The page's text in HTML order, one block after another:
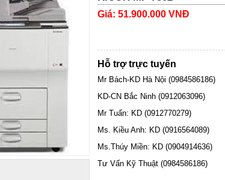
Giá: 51.900.000 VNĐ
Hỗ trợ trực tuyến
Mr Bách-KD Hà Nội (0984586186)
KD-CN Bắc Ninh (0912063096)
Mr Tuấn: KD (0912770279)
Ms. Kiều Anh: KD (0916564089)
Ms.Thúy Miền: KD (0904914636)
Tư Vấn Kỹ Thuật (0984586186)